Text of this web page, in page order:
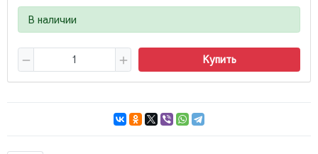
В наличии
Купить